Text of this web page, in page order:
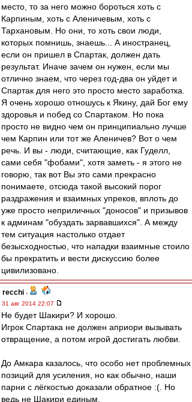
место, то за него можно бороться хоть с
Карпиным, хоть с Аленичевым, хоть с
Тархановым. Но они, то хоть свои люди,
которых помнишь, знаешь... А иностранец,
если он пришел в Спартак, должен дать
результат. Иначе зачем он нужен, если мы
отлично знаем, что через год-два он уйдет и
Спартак для него это просто место заработка.
Я очень хорошо отношусь к Якину, дай Бог ему
здоровья и побед со Спартаком. Но пока
просто не видно чем он принципиально лучше
чем Карпин или тот же Аленичев? Вот о чем
речь. И вы - люди, считающие, как Гуделл,
сами себя "фобами", хотя заметь - я этого не
говорю, так вот Вы это сами прекрасно
понимаете, отсюда такой высокий порог
раздражения и взаимных упреков, вплоть до
уже просто неприличных "доносов" и призывов
к админам "обуздать зарвавшихся". А между
тем ситуация настолько отдает
безысходностью, что нападки взаимные стоило
бы прекратить и вести дискуссию более
цивилизовано.
recchi -
31 авг 2014 22:07
Не будет Шакири? И хорошо.
Игрок Спартака не должен априори вызывать
отвращение, а потом игрой достигать любви.
До Амкара казалось, что особо нет проблемных
позиций для усиления, но как обычно, наши
парни с лёгкостью доказали обратное :(. Но
ведь не Шакири единым.